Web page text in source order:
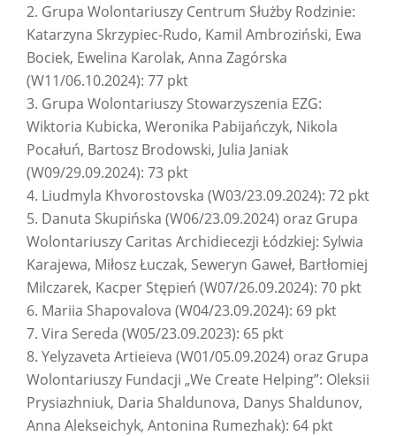
2. Grupa Wolontariuszy Centrum Służby Rodzinie:
Katarzyna Skrzypiec-Rudo, Kamil Ambroziński, Ewa
Bociek, Ewelina Karolak, Anna Zagórska
(W11/06.10.2024): 77 pkt
3. Grupa Wolontariuszy Stowarzyszenia EZG:
Wiktoria Kubicka, Weronika Pabijańczyk, Nikola
Pocałuń, Bartosz Brodowski, Julia Janiak
(W09/29.09.2024): 73 pkt
4. Liudmyla Khvorostovska (W03/23.09.2024): 72 pkt
5. Danuta Skupińska (W06/23.09.2024) oraz Grupa
Wolontariuszy Caritas Archidiecezji Łódzkiej: Sylwia
Karajewa, Miłosz Łuczak, Seweryn Gaweł, Bartłomiej
Milczarek, Kacper Stępień (W07/26.09.2024): 70 pkt
6. Mariia Shapovalova (W04/23.09.2024): 69 pkt
7. Vira Sereda (W05/23.09.2023): 65 pkt
8. Yelyzaveta Artieieva (W01/05.09.2024) oraz Grupa
Wolontariuszy Fundacji „We Create Helping”: Oleksii
Prysiazhniuk, Daria Shaldunova, Danys Shaldunov,
Anna Alekseichyk, Antonina Rumezhak): 64 pkt